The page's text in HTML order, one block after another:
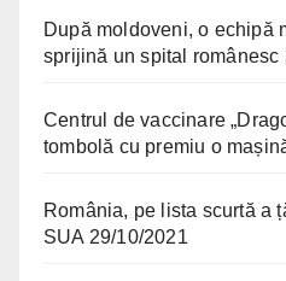
După moldoveni, o echipă
sprijină un spital românesc
Centrul de vaccinare
tombolă cu premiu o
România, pe lista scurtă a
SUA 29/10/2021